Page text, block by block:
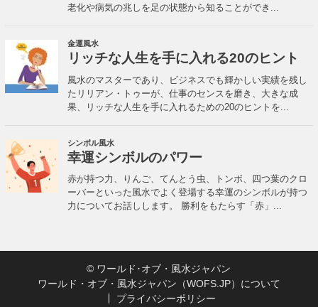
© ワールド･オブ・風水ジャパン
ワールド・オブ・風水ジャパン（WOFS.JP）について
プライバシーポリシー